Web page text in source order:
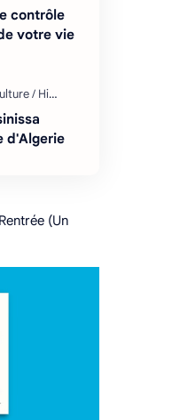
contrôle
votre vie
d'Algerie
(Un